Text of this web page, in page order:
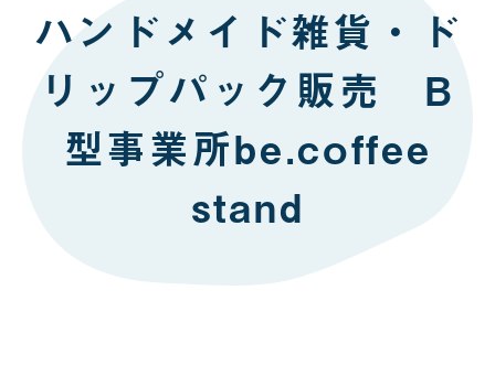
ハンドメイド雑貨・ド
リップパック販売 B
型事業所be.coffee
stand